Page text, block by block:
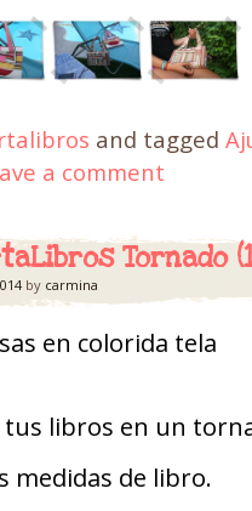
and tagged
a comment
Tornado
by carmina
en colorida tela
libros en un
medidas de libro.